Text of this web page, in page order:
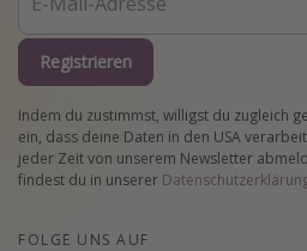
Registrieren
Indem du zustimmst, willigst du zugleich
ein, dass deine Daten in den USA
jeder Zeit von unserem Newsletter
findest du in unserer
FOLGE UNS AUF